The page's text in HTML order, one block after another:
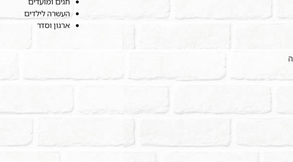
העשרה לילדים
ארגון וסדר
ה